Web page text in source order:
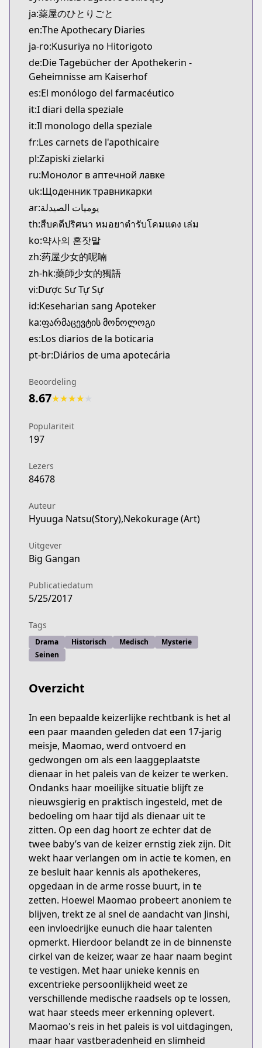
Kitsu
https://kitsu.app/manga/39631
CDJapan
CDJapan
https://www.anime-planet.com/manga/https://
MangaUpdates
MangaUpdates
https://www.mangaupdates.com/
novelUpdates
novelUpdates
https://www.novelupdates.com/series/kusuriya-
Book☆Walker
Book☆Walker
https://bookwalker.jp/series/130765/list
Official English
Official English
Official Site
Official Site
http://www.ki-oon.com/mangas/tomes-1306-
Twitter
Twitter
https://x.com/LesCarnetsmanga
Official Site
Official Site
https://www.eccediciones.com/catalogo/manga/
Bilibili
https://manga.bilibili.com/detail/
Manga UP!
https://global.manga-up.com/manga/164
Official Site
https://squareenixmangaandbooks.square-enix-
Official Site
http://www.jp.square-enix.com/magazine/
ja:薬屋のひとりごと
en:The Apothecary Diaries
ja-ro:Kusuriya no Hitorigoto
de:Die Tagebücher der Apothekerin -
Geheimnisse am Kaiserhof
es:El monólogo del farmacéutico
it:I diari della speziale
it:Il monologo della speziale
fr:Les carnets de l'apothicaire
pl:Zapiski zielarki
ru:Монолог в аптечной лавке
uk:Щоденник травникарки
ar:يوميات الصيدلة
th:สืบคดีปริศนา หมอยาตำรับโคมแดง เล่ม
ko:약사의 혼잣말
zh:药屋少女的呢喃
zh-hk:藥師少女的獨語
vi:Dược Sư Tự Sự
id:Keseharian sang Apoteker
ka:ფარმაცევტის მონოლოგი
es:Los diarios de la boticaria
pt-br:Diários de uma apotecária
Beoordeling
8.67★★★★
Populariteit
197
Lezers
84678
Auteur
Hyuuga Natsu(Story),Nekokurage (Art)
Uitgever
Big Gangan
Publicatiedatum
5/25/2017
Tags
Drama Historisch Medisch
Mysterie
Seinen
Overzicht
In een bepaalde keizerlijke rechtbank is het al
een paar maanden geleden dat een 17-jarig
meisje, Maomao, werd ontvoerd en
gedwongen om als een laaggeplaatste
dienaar in het paleis van de keizer te werken.
Ondanks haar moeilijke situatie blijft ze
nieuwsgierig en praktisch ingesteld, met de
bedoeling om haar tijd als dienaar uit te
zitten. Op een dag hoort ze echter dat de
twee baby’s van de keizer ernstig ziek zijn. Dit
wekt haar verlangen om in actie te komen, en
ze besluit haar kennis als apothekeres,
opgedaan in de arme rosse buurt, in te
zetten. Hoewel Maomao probeert anoniem te
blijven, trekt ze al snel de aandacht van Jinshi,
een invloedrijke eunuch die haar talenten
opmerkt. Hierdoor belandt ze in de binnenste
cirkel van de keizer, waar ze haar naam begint
te vestigen. Met haar unieke kennis en
excentrieke persoonlijkheid weet ze
verschillende medische raadsels op te lossen,
wat haar steeds meer erkenning oplevert.
Maomao's reis in het paleis is vol uitdagingen,
maar haar vastberadenheid en slimheid